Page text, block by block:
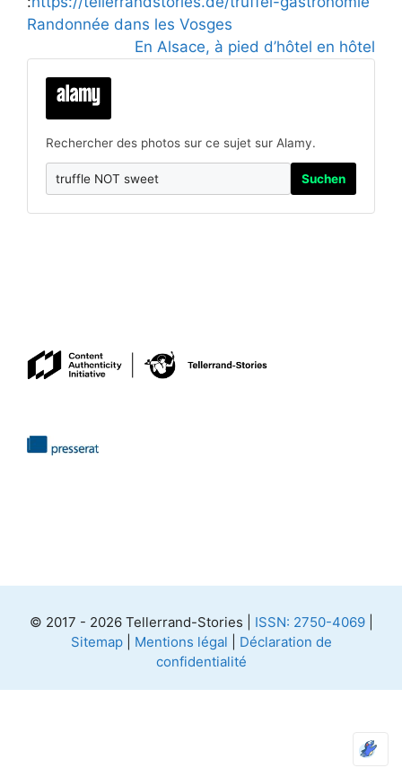
Randonnée dans les Vosges
En Alsace, à pied d’hôtel en hôtel
Rechercher des photos sur ce sujet sur Alamy.
Suchen
© 2017 - 2026 Tellerrand-Stories | ISSN: 2750-4069|
Sitemap| Mentions légal
Déclaration de
confidentialité